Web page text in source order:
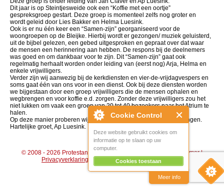
Cookie Control
Deze website gebruikt cookies om
informatie op te slaan op uw
computer.
Cookies toestaan
Meer info
Dit jaar is op Steintjesweide ook een “Koffie met een oortje”
gespreksgroep gestart. Deze groep is momenteel zelfs nog groter en
wordt geleid door Lies Bakker en Helma Luesink.
Ook is er nu één keer een “Samen-zijn” georganiseerd voor de
woongroepen op de Bleijke. Hierbij wordt er gezongen/ muziek geluisterd,
uit de bijbel gelezen, een gebed uitgesproken en gepraat over dat waar
de mensen een herinnering aan hebben. De respons bij de deelnemers
was goed en om dankbaar voor te zijn. Dit “Samen-zijn” gaat ook
regelmatig herhaalt worden onder leiding van (eerst nog) Arja, Helma en
enkele vrijwilligers.
Verder zijn wij aanwezig bij de kerkdiensten en vier-de-vrijdagvespers en
soms gaat één van ons voor in een dienst. Ook bij deze diensten worden
we bijgestaan door een groep vrijwilligers die de mensen ophalen en
wegbrengen en voor koffie e.d. zorgen. Zonder deze vrijwilligers zou het
niet lukken om vaak een groep van 20 tot 40 bezoekers naar het Atrium te
halen.
Op deze manier proberen wij het kerk-zijn naar de mensen te brengen.
Hartelijke groet, Ap Luesink.
© 2008 - 2026 Protestantse Gemeente Hengelo (Gld) | Disclaimer|
Privacyverklaring
Algemene voorwaarden|Beheer